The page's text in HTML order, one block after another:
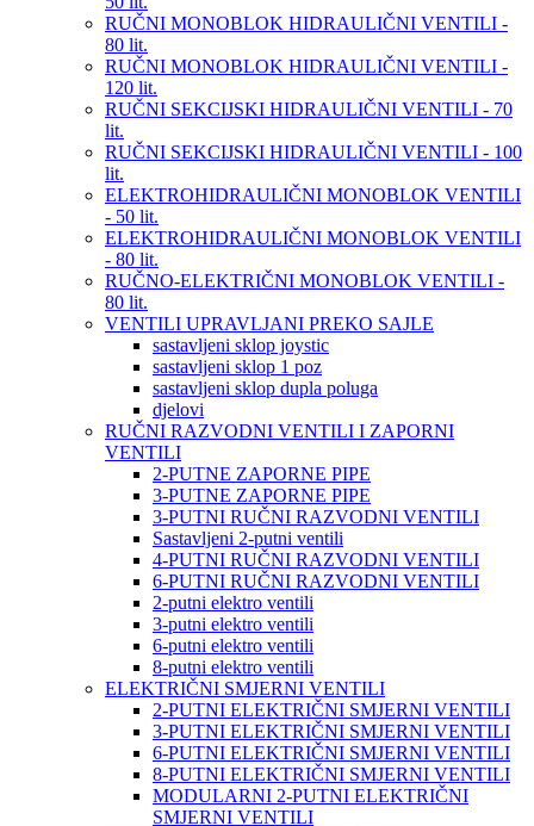
RUČNI MONOBLOK HIDRAULIČNI VENTILI -
80 lit.
RUČNI MONOBLOK HIDRAULIČNI VENTILI -
120 lit.
RUČNI SEKCIJSKI HIDRAULIČNI VENTILI - 70
lit.
RUČNI SEKCIJSKI HIDRAULIČNI VENTILI - 100
lit.
ELEKTROHIDRAULIČNI MONOBLOK VENTILI
- 50 lit.
ELEKTROHIDRAULIČNI MONOBLOK VENTILI
- 80 lit.
RUČNO-ELEKTRIČNI MONOBLOK VENTILI -
80 lit.
VENTILI UPRAVLJANI PREKO SAJLE
sastavljeni sklop joystic
sastavljeni sklop 1 poz
sastavljeni sklop dupla poluga
djelovi
RUČNI RAZVODNI VENTILI I ZAPORNI
VENTILI
2-PUTNE ZAPORNE PIPE
3-PUTNE ZAPORNE PIPE
3-PUTNI RUČNI RAZVODNI VENTILI
Sastavljeni 2-putni ventili
4-PUTNI RUČNI RAZVODNI VENTILI
6-PUTNI RUČNI RAZVODNI VENTILI
2-putni elektro ventili
3-putni elektro ventili
6-putni elektro ventili
8-putni elektro ventili
ELEKTRIČNI SMJERNI VENTILI
2-PUTNI ELEKTRIČNI SMJERNI VENTILI
3-PUTNI ELEKTRIČNI SMJERNI VENTILI
6-PUTNI ELEKTRIČNI SMJERNI VENTILI
8-PUTNI ELEKTRIČNI SMJERNI VENTILI
MODULARNI 2-PUTNI ELEKTRIČNI
SMJERNI VENTILI